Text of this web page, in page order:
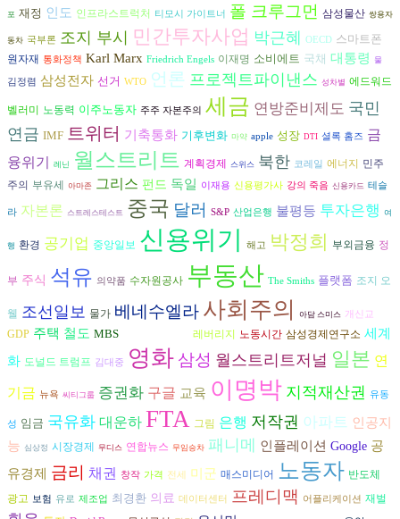
포 재정 인도 인프라스트럭처 티모시 가이트너 폴 크루그먼 삼성물산 쌍용자
동차 국부론 조지 부시 민간투자사업 박근혜 OECD 스마트폰
원자재 통화정책 Karl Marx Friedrich Engels 이재명 소비에트 국채 대통령 물
김정렴 삼성전자 선거 WTO 언론 프로젝트파이낸스 성차별 에드워드
벨러미 노동력 이주노동자 주주 자본주의 세금 연방준비제도 국민
연금 IMF 트위터 기축통화 기후변화 마약 apple 성장 DTI 셜록 홈즈 금
융위기 레닌 월스트리트 계획경제 스위스 북한 코레일 에너지 민주
주의
부유세 아마존 그리스 펀드 독일 이재용 신용평가사 강의 죽음 신용카드 테슬
라 자본론 스트레스테스트 중국 달러 S&P 산업은행 불평등 투자은행 여
행 환경 공기업 중앙일보 신용위기 해고 박정희 부외금융 정
부 주식 석유 의약품 수자원공사 부동산 The Smiths 플랫폼 조지 오
웰 조선일보 물가 베네수엘라 사회주의 아담 스미스 개신교
GDP 주택 철도 MBS 레버리지 노동시간 삼성경제연구소 세계
화 도널드 트럼프 김대중 영화 삼성 월스트리트저널 일본 연
기금 뉴욕 씨티그룹 증권화 구글 교육 이명박 지적재산권 유동
성 임금 국유화 대운하 FTA 그림 은행 저작권 아파트 인공지
능 심상정 시장경제 무디스 연합뉴스 무임승차 패니메 인플레이션 Google 공
유경제
금리 채권 창작 가격 전세 미군 매스미디어 노동자 반도체
광고
보험 유로 제조업 최경환 의료 데이터센터 프레디맥 어플리케이션 재벌